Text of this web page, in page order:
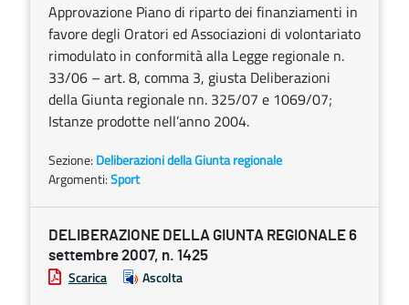
Approvazione Piano di riparto dei finanziamenti in
favore degli Oratori ed Associazioni di volontariato
rimodulato in conformità alla Legge regionale n.
33/06 – art. 8, comma 3, giusta Deliberazioni
della Giunta regionale nn. 325/07 e 1069/07;
Istanze prodotte nell’anno 2004.
Sezione: Deliberazioni della Giunta regionale
Argomenti:Sport
DELIBERAZIONE DELLA GIUNTA REGIONALE 6
settembre 2007, n. 1425
Scarica Ascolta